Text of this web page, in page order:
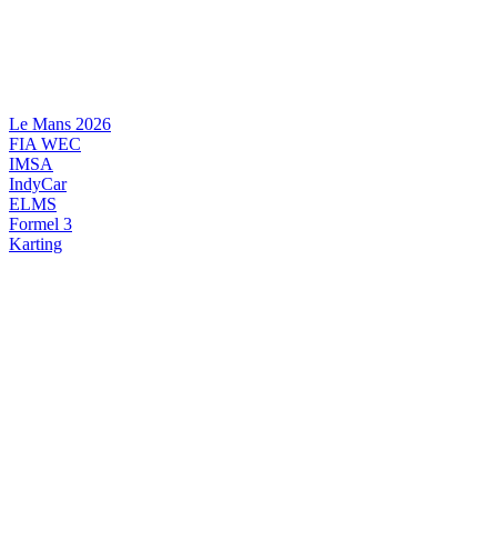
Le Mans 2026
FIA WEC
IMSA
IndyCar
ELMS
Formel 3
Karting